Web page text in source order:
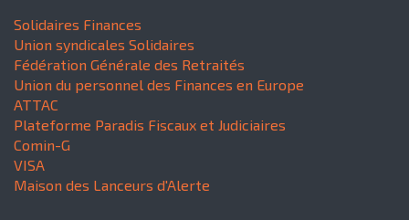
Solidaires Finances
Union syndicales Solidaires
Fédération Générale des Retraités
Union du personnel des Finances en Europe
ATTAC
Plateforme Paradis Fiscaux et Judiciaires
Comin-G
VISA
Maison des Lanceurs d'Alerte